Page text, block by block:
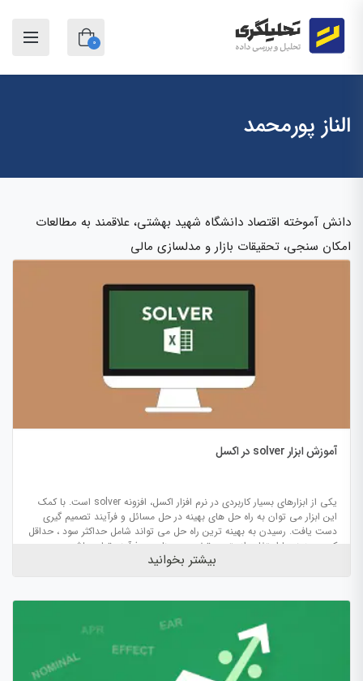
0
الناز پورمحمد
دانش آموخته اقتصاد دانشگاه شهید بهشتی، علاقمند به مطالعات
امکان سنجی، تحقیقات بازار و مدلسازی مالی
آموزش ابزار solver در اکسل
یکی از ابزارهای بسیار کاربردی در نرم افزار اکسل، افزونه solver است. با کمک
این ابزار می توان به راه حل های بهینه در حل مسائل و فرآیند تصمیم گیری
دست یافت. رسیدن به بهینه ترین راه حل می تواند شامل حداكثر سود ، حداقل
کردن هزینه یا استفاده ازبهترین تخصیص منابع در فرآیند تولید باشد.
بیشتر بخوانید